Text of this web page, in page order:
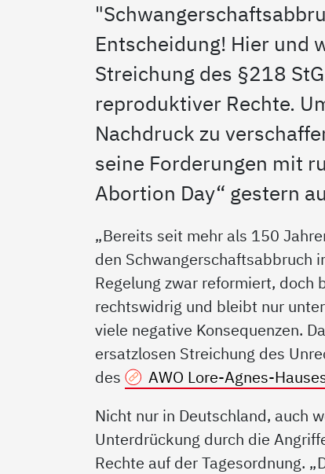
Entscheidung! Hier und
Streichung des §218
reproduktiver Rechte.
Nachdruck zu
seine Forderungen mit
Abortion Day“ gestern
„Bereits seit mehr als 150
den Schwangerschaftsabbruch
Regelung zwar reformiert, doch
rechtswidrig und bleibt nur
viele negative Konsequenzen.
ersatzlosen Streichung des
des
AWO Lore-Agnes-
Nicht nur in Deutschland, auch
Unterdrückung durch die
Rechte auf der Tagesordnung.